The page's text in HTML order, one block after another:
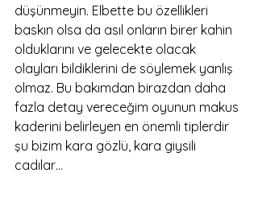
düşünmeyin. Elbette bu özellikleri
baskın olsa da asıl onların birer kahin
olduklarını ve gelecekte olacak
olayları bildiklerini de söylemek yanlış
olmaz. Bu bakımdan birazdan daha
fazla detay vereceğim oyunun makus
kaderini belirleyen en önemli tiplerdir
şu bizim kara gözlü, kara giysili
cadılar…